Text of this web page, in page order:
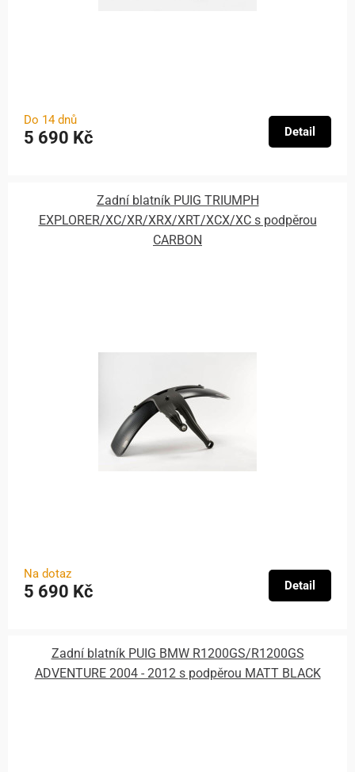
Do 14 dnů
5 690 Kč Detail
Zadní blatník PUIG TRIUMPH
EXPLORER/XC/XR/XRX/XRT/XCX/XC s podpěrou
CARBON
Na dotaz
5 690 Kč Detail
Zadní blatník PUIG BMW R1200GS/R1200GS
ADVENTURE 2004 - 2012 s podpěrou MATT BLACK